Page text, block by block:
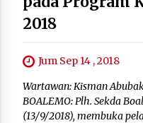
2018
Jum Sep 14 , 2018
Wartawan: Kisman
BOALEMO: Plh. Sekda
(13/9/2018), membuka